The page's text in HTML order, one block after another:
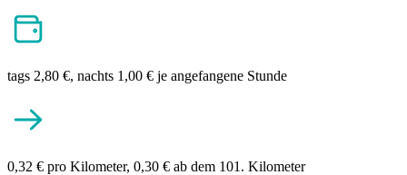
tags 2,80 €, nachts 1,00 € je angefangene Stunde
0,32 € pro Kilometer, 0,30 € ab dem 101. Kilometer